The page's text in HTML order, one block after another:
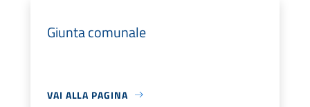
Giunta comunale
VAI ALLA PAGINA